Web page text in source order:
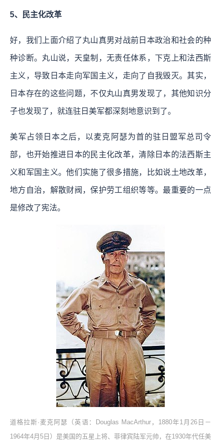
5、民主化改革
好，我们上面介绍了丸山真男对战前日本政治和社会的种
种诊断。丸山说，天皇制，无责任体系，下克上和法西斯
主义，导致日本走向军国主义，走向了自我毁灭。其实，
日本存在的这些问题，不仅丸山真男发现了，其他知识分
子也发现了，就连驻日美军都深刻地意识到了。
美军占领日本之后，以麦克阿瑟为首的驻日盟军总司令
部，也开始推进日本的民主化改革，清除日本的法西斯主
义和军国主义。他们实施了很多措施，比如说土地改革，
地方自治，解散财阀，保护劳工组织等等。最重要的一点
是修改了宪法。
道格拉斯·麦克阿瑟（英语：Douglas MacArthur，1880年1月26日－
1964年4月5日）是美国的五星上将、菲律宾陆军元帅，在1930年代任美